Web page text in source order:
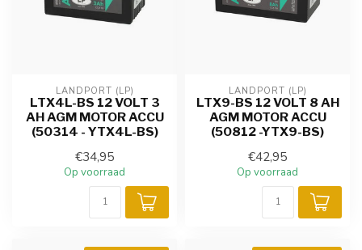
LANDPORT (LP)
LTX4L-BS 12 VOLT 3
AH AGM MOTOR ACCU
(50314 - YTX4L-BS)
€34,95
Op voorraad
LANDPORT (LP)
LTX9-BS 12 VOLT 8 AH
AGM MOTOR ACCU
(50812 -YTX9-BS)
€42,95
Op voorraad